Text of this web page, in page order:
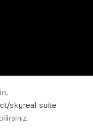
skyreal-suite